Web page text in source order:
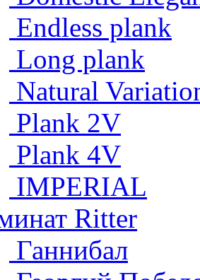
Endless plank
Long plank
Natural
Plank 2V
Plank 4V
IMPERIAL
Ritter
Ганнибал